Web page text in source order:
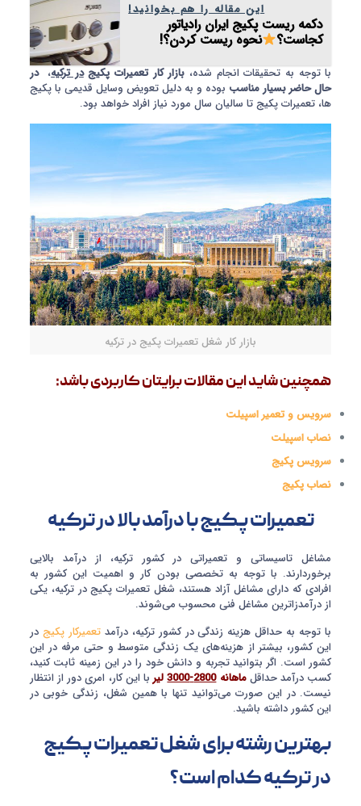
این مقاله را هم بخوانید!
دکمه ریست پکیج ایران رادیاتور
کجاست؟ نحوه ریست کردن؟!
با توجه به تحقیقات انجام شده، بازار کار تعمیرات پکیج در ترکیه،در
حال حاضر بسیار مناسب بوده و به دلیل تعویض وسایل قدیمی با پکیج
ها، تعمیرات پکیج تا سالیان سال مورد نیاز افراد خواهد بود.
بازار کار شغل تعمیرات پکیج در ترکیه
همچنین شاید این مقالات برایتان کاربردی باشد:
سرویس و تعمیر اسپیلت
نصاب اسپیلت
سرویس پکیج
نصاب پکیج
تعمیرات پکیج با درآمد بالا در ترکیه
مشاغل تاسیساتی و تعمیراتی در کشور ترکیه، از درآمد بالایی
برخوردارند. با توجه به تخصصی بودن کار و اهمیت این کشور به
افرادی که دارای مشاغل آزاد هستند، شغل تعمیرات پکیج در ترکیه، یکی
از درآمدزا‌ترین مشاغل فنی محسوب می‌شوند.
با توجه به حداقل هزینه زندگی در کشور ترکیه، درآمدتعمیرکار پکیج در
این کشور، بیشتر از هزینه‌های یک زندگی متوسط و حتی مرفه در این
کشور است. اگر بتوانید تجربه و دانش خود را در این زمینه ثابت کنید،
کسب درآمد حداقلماهانه2800-3000 لیربا این کار، امری دور از انتظار
نیست. در این صورت می‌توانید تنها با همین شغل، زندگی خوبی در
این کشور داشته باشید.
بهترین رشته برای شغل تعمیرات پکیج
در ترکیه کدام است؟